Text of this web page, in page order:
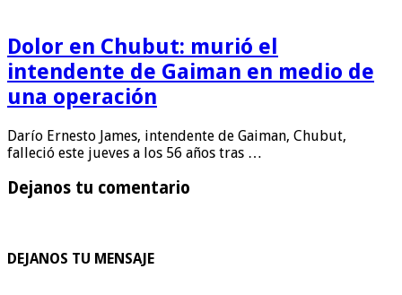
Dolor en Chubut: murió el
intendente de Gaiman en medio de
una operación
Darío Ernesto James, intendente de Gaiman, Chubut,
falleció este jueves a los 56 años tras …
Dejanos tu comentario
DEJANOS TU MENSAJE